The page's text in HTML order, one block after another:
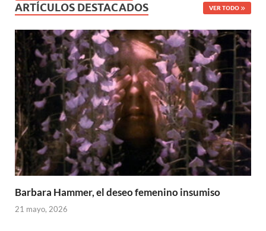
ARTÍCULOS DESTACADOS VER TODO
Barbara Hammer, el deseo femenino insumiso
21 mayo, 2026